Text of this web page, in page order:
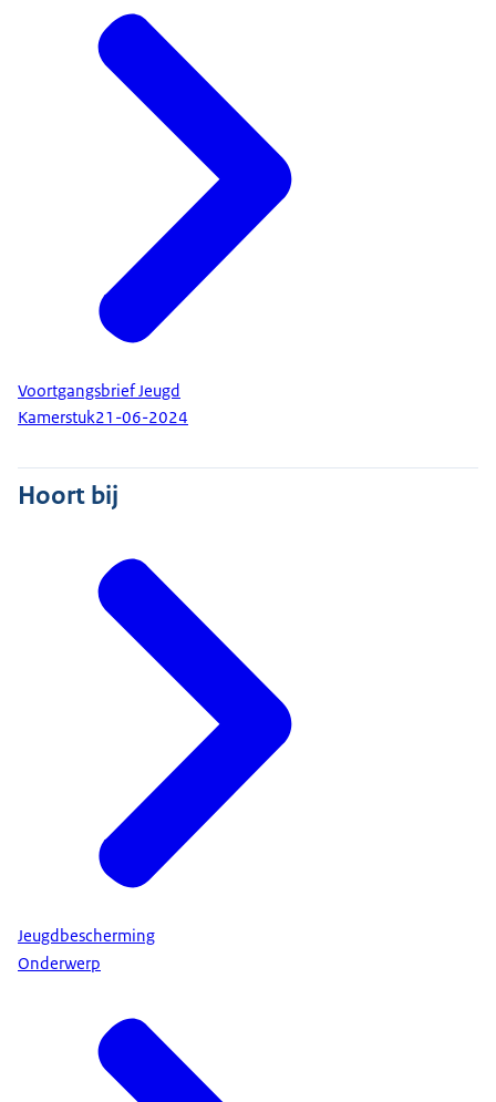
Voortgangsbrief Jeugd
Kamerstuk21-06-2024
Hoort bij
Jeugdbescherming
Onderwerp